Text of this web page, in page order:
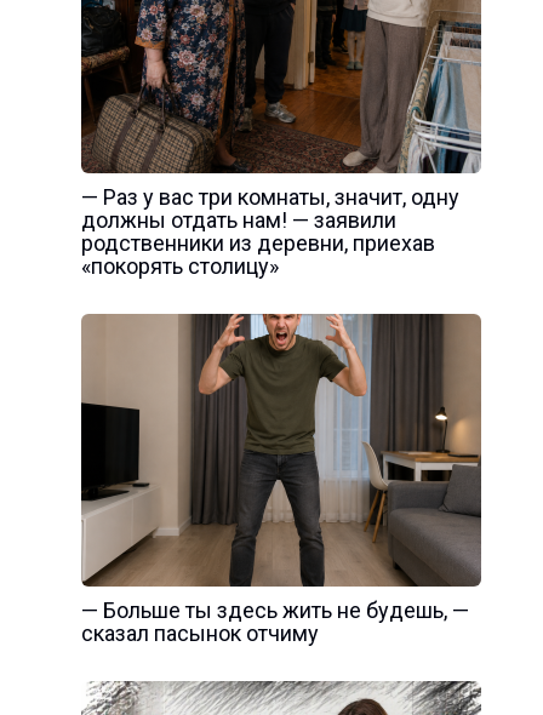
— Раз у вас три комнаты, значит, одну
должны отдать нам! — заявили
родственники из деревни, приехав
«покорять столицу»
— Больше ты здесь жить не будешь, —
сказал пасынок отчиму